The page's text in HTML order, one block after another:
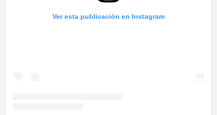
Ver esta publicación en Instagram